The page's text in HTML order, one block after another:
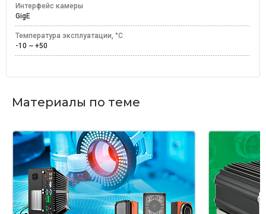
Интерфейс камеры
GigE
Температура эксплуатации, °C
-10 ~ +50
Материалы по теме